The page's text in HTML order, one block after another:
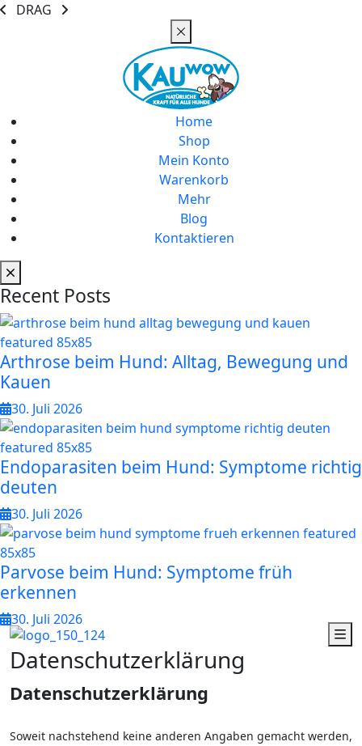
DRAG
Home
Shop
Mein Konto
Warenkorb
Mehr
Blog
Kontaktieren
Recent Posts
Arthrose beim Hund: Alltag, Bewegung und
Kauen
30. Juli 2026
Endoparasiten beim Hund: Symptome richtig
deuten
30. Juli 2026
Parvose beim Hund: Symptome früh
erkennen
30. Juli 2026
Datenschutzerklärung
Datenschutzerklärung
Soweit nachstehend keine anderen Angaben gemacht werden,